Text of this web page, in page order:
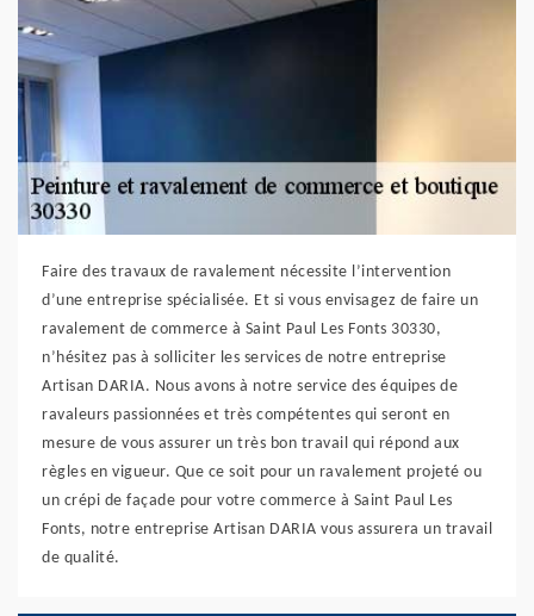
Faire des travaux de ravalement nécessite l’intervention
d’une entreprise spécialisée. Et si vous envisagez de faire un
ravalement de commerce à Saint Paul Les Fonts 30330,
n’hésitez pas à solliciter les services de notre entreprise
Artisan DARIA. Nous avons à notre service des équipes de
ravaleurs passionnées et très compétentes qui seront en
mesure de vous assurer un très bon travail qui répond aux
règles en vigueur. Que ce soit pour un ravalement projeté ou
un crépi de façade pour votre commerce à Saint Paul Les
Fonts, notre entreprise Artisan DARIA vous assurera un travail
de qualité.